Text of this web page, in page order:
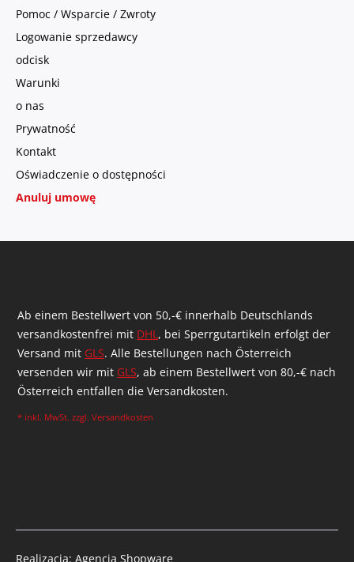
Pomoc / Wsparcie / Zwroty
Logowanie sprzedawcy
odcisk
Warunki
o nas
Prywatność
Kontakt
Oświadczenie o dostępności
Anuluj umowę
Ab einem Bestellwert von 50,-€ innerhalb Deutschlands
versandkostenfrei mit DHL, bei Sperrgutartikeln erfolgt der
Versand mit GLS. Alle Bestellungen nach Österreich
versenden wir mit GLS, ab einem Bestellwert von 80,-€ nach
Österreich entfallen die Versandkosten.
* inkl. MwSt. zzgl. Versandkosten
Realizacja: Agencja Shopware